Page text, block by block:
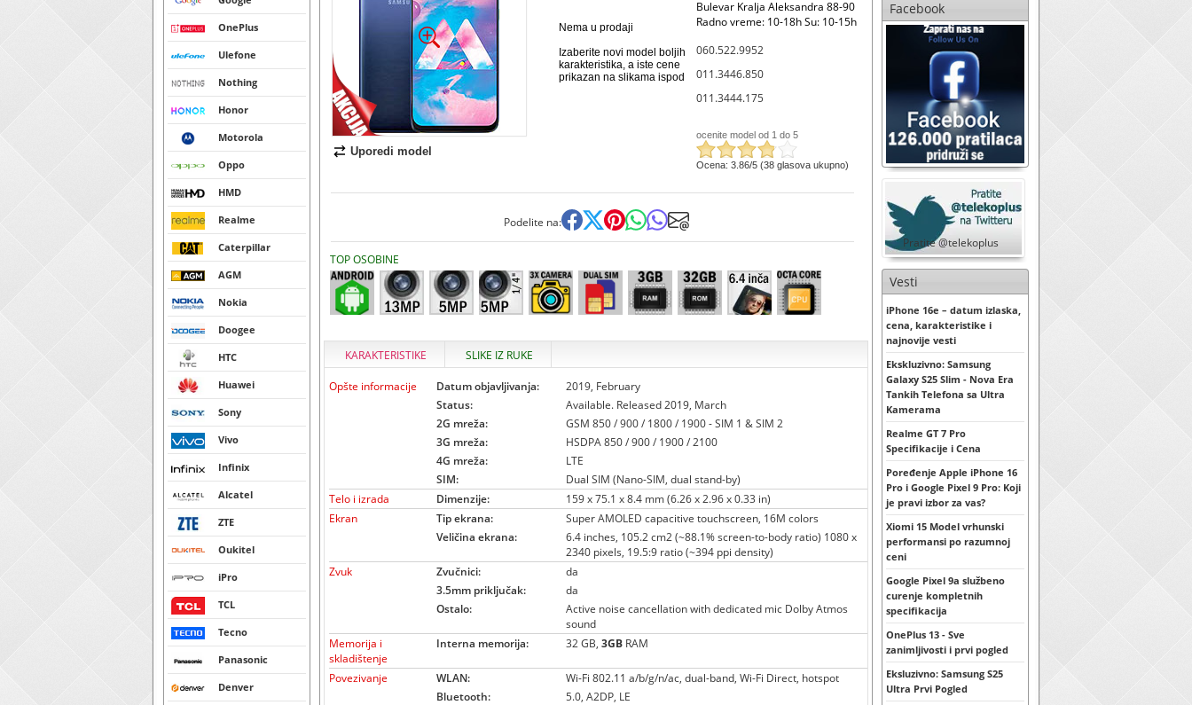
OnePlus
Ulefone
Nothing
Honor
Motorola
Oppo
HMD
Realme
Caterpillar
AGM
Nokia
Doogee
HTC
Huawei
Sony
Vivo
Infinix
Alcatel
ZTE
Oukitel
iPro
TCL
Tecno
Panasonic
Denver
Uporedi model
Nema u prodaji
Izaberite novi model boljih
karakteristika, a iste cene
prikazan na slikama ispod
Bulevar Kralja Aleksandra 88-90
Radno vreme: 10-18h Su: 10-15h
060.522.9952
011.3446.850
011.3444.175
ocenite model od 1 do 5
Ocena: 3.86/5 (38 glasova ukupno)
Podelite na:
TOP OSOBINE
KARAKTERISTIKE SLIKE IZ RUKE
Opšte informacije Datum objavljivanja:
2019, February
Status:
Available. Released 2019, March
2G mreža:
GSM 850 / 900 / 1800 / 1900 - SIM 1 & SIM 2
3G mreža:
HSDPA 850 / 900 / 1900 / 2100
4G mreža:
LTE
SIM:
Dual SIM (Nano-SIM, dual stand-by)
Telo i izrada
Dimenzije:
159 x 75.1 x 8.4 mm (6.26 x 2.96 x 0.33 in)
Ekran
Tip ekrana:
Super AMOLED capacitive touchscreen, 16M colors
Veličina ekrana:
6.4 inches, 105.2 cm2 (~88.1% screen-to-body ratio) 1080 x
2340 pixels, 19.5:9 ratio (~394 ppi density)
Zvuk
Zvučnici:
da
3.5mm priključak:
da
Ostalo:
Active noise cancellation with dedicated mic Dolby Atmos
sound
Memorija i
skladištenje
Interna memorija: 32 GB,3GB RAM
Povezivanje WLAN:
Wi-Fi 802.11 a/b/g/n/ac, dual-band, Wi-Fi Direct, hotspot
Bluetooth:
5.0, A2DP, LE
Facebook
Pratite @telekoplus
Vesti
iPhone 16e – datum izlaska,
cena, karakteristike i
najnovije vesti
Ekskluzivno: Samsung
Galaxy S25 Slim - Nova Era
Tankih Telefona sa Ultra
Kamerama
Realme GT 7 Pro
Specifikacije i Cena
Poređenje Apple iPhone 16
Pro i Google Pixel 9 Pro: Koji
je pravi izbor za vas?
Xiomi 15 Model vrhunski
performansi po razumnoj
ceni
Google Pixel 9a službeno
curenje kompletnih
specifikacija
OnePlus 13 - Sve
zanimljivosti i prvi pogled
Eksluzivno: Samsung S25
Ultra Prvi Pogled